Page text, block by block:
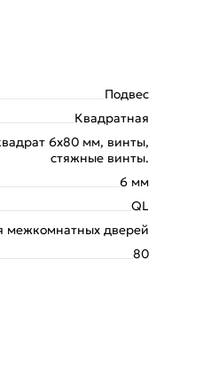
Подвес
Квадратная
6x80 мм, винты,
стяжные винты.
6 мм
QL
межкомнатных дверей
80